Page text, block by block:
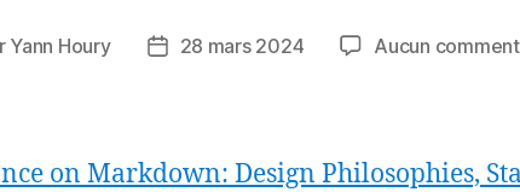
Yann Houry
Date28 mars 2024 Aucun
on Markdown: Design Philosophies,